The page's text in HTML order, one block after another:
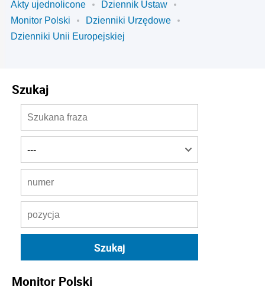
Akty ujednolicone
Dziennik Ustaw
Monitor Polski
Dzienniki Urzędowe
Dzienniki Unii Europejskiej
Szukaj
Monitor Polski